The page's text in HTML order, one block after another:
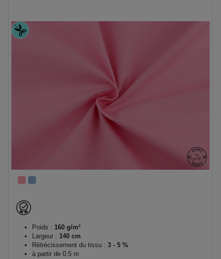
Poids : 160 g/m²
Largeur : 140 cm
Rétrécissement du tissu : 3 - 5 %
à partir de 0.5 m